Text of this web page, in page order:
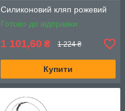
Силиконовий кляп рожевий
Готово до відправки
1 101,60 ₴ 1 224 ₴
Купити